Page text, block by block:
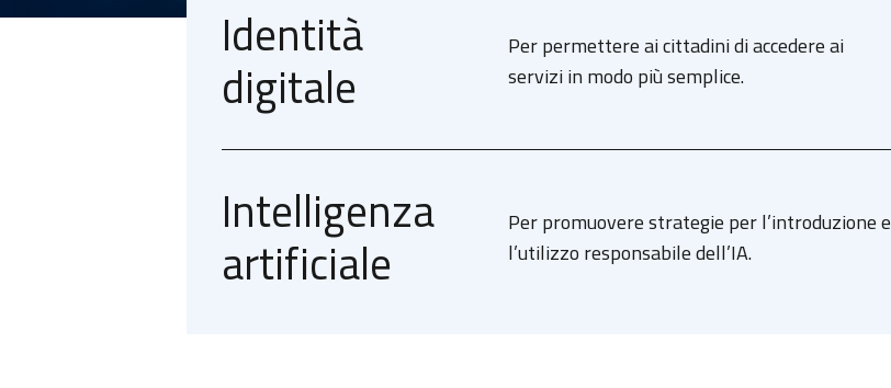
Identità
digitale
Per permettere ai cittadini di accedere ai
servizi in modo più semplice.
Intelligenza
artificiale
Per promuovere strategie per l’introduzione e
l’utilizzo responsabile dell’IA.